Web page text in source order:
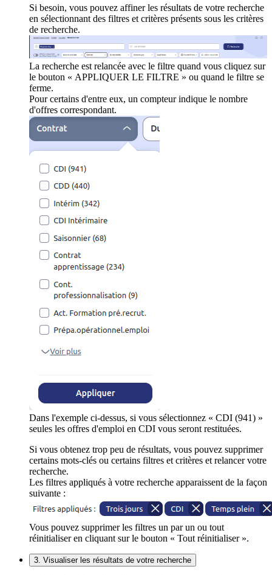
Si besoin, vous pouvez affiner les résultats de votre recherche
en sélectionnant des filtres et critères présents sous les critères
de recherche.
La recherche est relancée avec le filtre quand vous cliquez sur
le bouton « APPLIQUER LE FILTRE » ou quand le filtre se
ferme.
Pour certains d'entre eux, un compteur indique le nombre
d'offres correspondant.
Dans l'exemple ci-dessus, si vous sélectionnez « CDI (941) »
seules les offres d'emploi en CDI vous seront restituées.
Si vous obtenez trop peu de résultats, vous pouvez supprimer
certains mots-clés ou certains filtres et critères et relancer votre
recherche.
Les filtres appliqués à votre recherche apparaissent de la façon
suivante :
Vous pouvez supprimer les filtres un par un ou tout
réinitialiser en cliquant sur le bouton « Tout réinitialiser ».
3. Visualiser les résultats de votre recherche